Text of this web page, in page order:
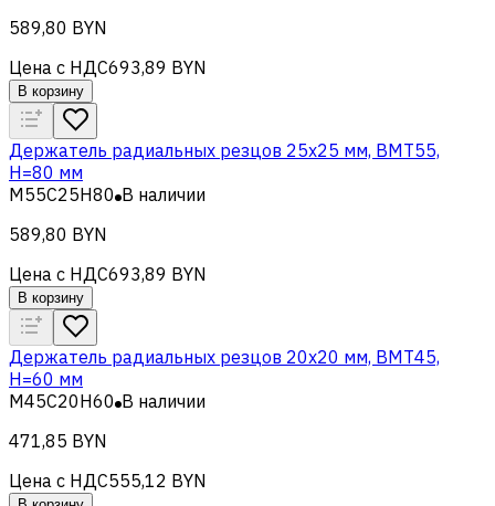
589,80 BYN
Цена с НДС693,89 BYN
В корзину
Держатель радиальных резцов 25х25 мм, BMT55,
H=80 мм
M55C25H80 В наличии
589,80 BYN
Цена с НДС693,89 BYN
В корзину
Держатель радиальных резцов 20х20 мм, BMT45,
H=60 мм
M45C20H60 В наличии
471,85 BYN
Цена с НДС555,12 BYN